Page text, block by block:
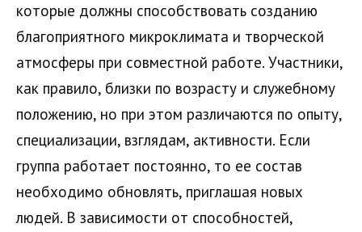
которые должны способствовать созданию
благоприятного микроклимата и творческой
атмосферы при совместной работе. Участники,
как правило, близки по возрасту и служебному
положению, но при этом различаются по опыту,
специализации, взглядам, активности. Если
группа работает постоянно, то ее состав
необходимо обновлять, приглашая новых
людей. В зависимости от способностей,